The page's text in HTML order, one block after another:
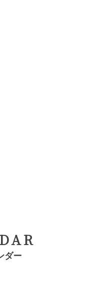
ダー